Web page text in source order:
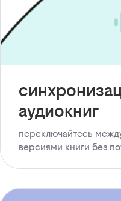
аудиокниг
переключайтесь
версиями книги без